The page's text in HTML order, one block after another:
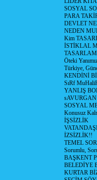
SOSYAL
PARA
DEVLET
NEDEN
Kim
İSTİKLAL
Öteki
Türkiye,
KENDİNİ
SıRf
YANLIŞ
SOSYAL
Konusuz
İŞSİZLİK
İZSİZLİK!!
TEMEL
Sorumlu,
BAŞKENT
BELEDİYE
KURTAR